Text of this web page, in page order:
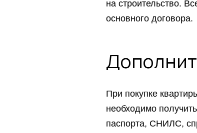
на строительство.
основного договора.
При покупке
необходимо
паспорта, СНИЛС,